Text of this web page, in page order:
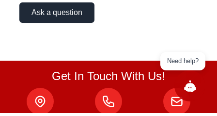
Ask a question
Get In Touch With Us!
Need help?